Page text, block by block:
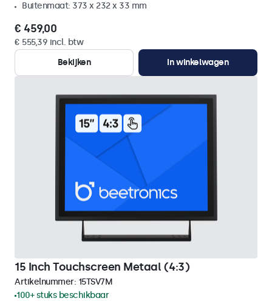
Buitenmaat: 373 x 232 x 33 mm
€ 459,00
€ 555,39 incl. btw
Bekijken
In winkelwagen
15 Inch Touchscreen Metaal (4:3)
Artikelnummer: 15TSV7M
100+ stuks beschikbaar